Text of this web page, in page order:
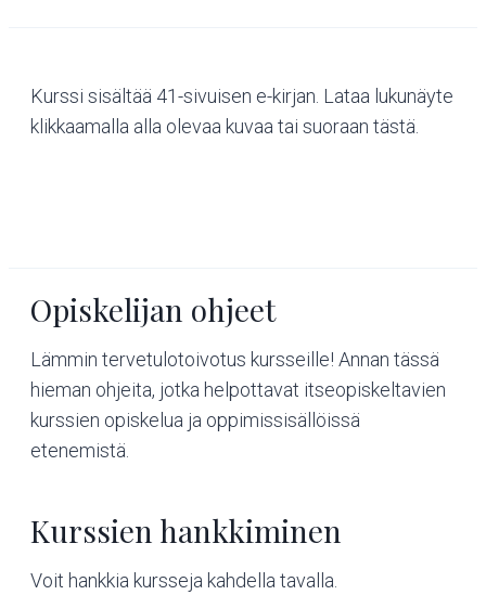
Kurssi sisältää 41-sivuisen e-kirjan. Lataa lukunäyte
klikkaamalla alla olevaa kuvaa tai suoraan tästä.
Opiskelijan ohjeet
Lämmin tervetulotoivotus kursseille! Annan tässä
hieman ohjeita, jotka helpottavat itseopiskeltavien
kurssien opiskelua ja oppimissisällöissä
etenemistä.
Kurssien hankkiminen
Voit hankkia kursseja kahdella tavalla.